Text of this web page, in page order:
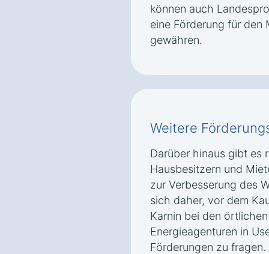
können auch
eine Förderung für den
gewähren.
Weitere
Darüber hinaus gibt es
Hausbesitzern und
zur Verbesserung des
sich daher, vor dem
Karnin bei den
Energieagenturen in
Förderungen zu fragen.